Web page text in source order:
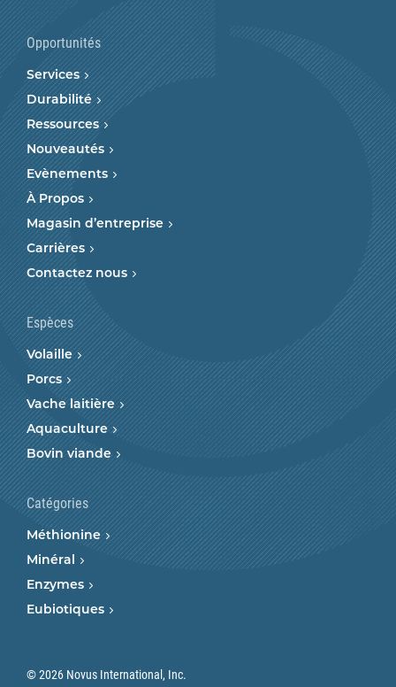
Opportunités
Services
Durabilité
Ressources
Nouveautés
Evènements
À Propos
Magasin d’entreprise
Carrières
Contactez nous
Espèces
Volaille
Porcs
Vache laitière
Aquaculture
Bovin viande
Catégories
Méthionine
Minéral
Enzymes
Eubiotiques
© 2026 Novus International, Inc.